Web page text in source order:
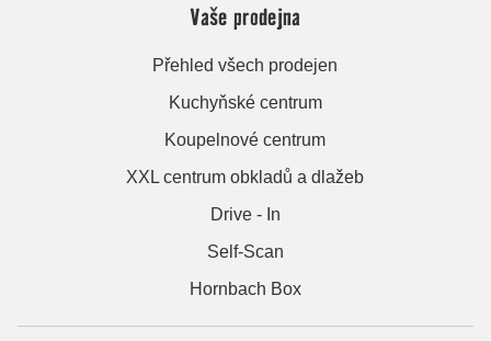
Vaše prodejna
Přehled všech prodejen
Kuchyňské centrum
Koupelnové centrum
XXL centrum obkladů a dlažeb
Drive - In
Self-Scan
Hornbach Box